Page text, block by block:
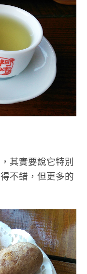
其實要說它特別
不錯，但更多的